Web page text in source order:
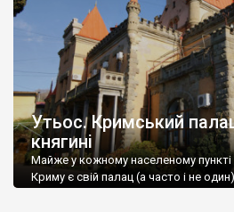
Утьос. Кримський
княгині
Майже у кожному населеному пункті
Криму є свій палац (а часто і не